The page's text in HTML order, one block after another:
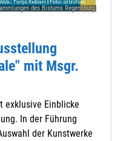
des Bistums Regensburg
mit Msgr.
exklusive Einblicke
In der Führung
der Kunstwerke